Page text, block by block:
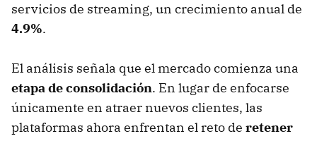
servicios de streaming, un crecimiento anual de
4.9%.
El análisis señala que el mercado comienza una
etapa de consolidación. En lugar de enfocarse
únicamente en atraer nuevos clientes, las
plataformas ahora enfrentan el reto de retener